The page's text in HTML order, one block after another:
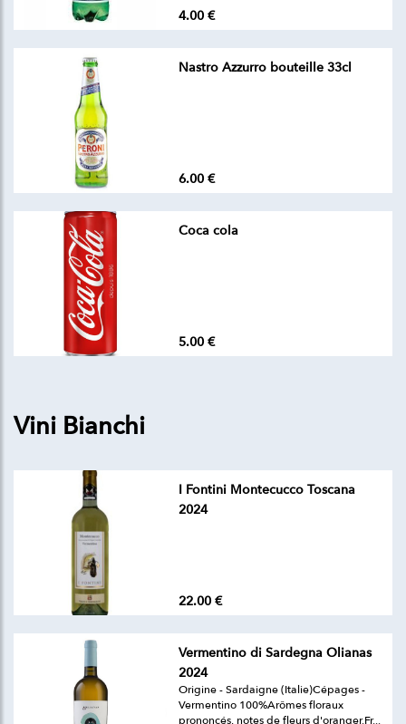
4.00 €
Nastro Azzurro bouteille 33cl
6.00 €
Coca cola
5.00 €
Vini Bianchi
I Fontini Montecucco Toscana
2024
22.00 €
Vermentino di Sardegna Olianas
2024
Origine - Sardaigne (Italie)Cépages -
Vermentino 100%Arômes floraux
prononcés, notes de fleurs d'oranger.Fr...